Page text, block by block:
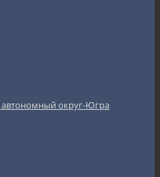
округ-Югра